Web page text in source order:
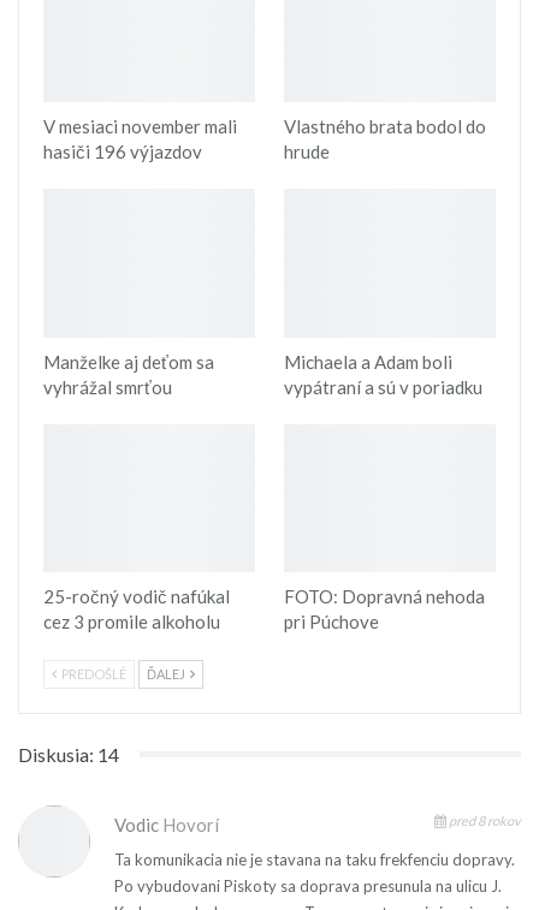
V mesiaci november mali
hasiči 196 výjazdov
Vlastného brata bodol do
hrude
Manželke aj deťom sa
vyhrážal smrťou
Michaela a Adam boli
vypátraní a sú v poriadku
25-ročný vodič nafúkal
cez 3 promile alkoholu
FOTO: Dopravná nehoda
pri Púchove
PREDOŠLÉ ĎALEJ
Diskusia: 14
Vodic Hovorí pred 8 rokov
Ta komunikacia nie je stavana na taku frekfenciu dopravy.
Po vybudovani Piskoty sa doprava presunula na ulicu J.